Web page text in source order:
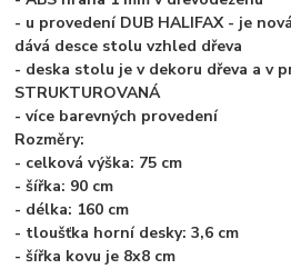
- u provedení DUB HALIFAX - je
dává desce stolu vzhled dřeva
- deska stolu je v dekoru dřeva a v
STRUKTUROVANÁ
- více barevných provedení
Rozměry:
- celková výška: 75 cm
- šířka: 90 cm
- délka: 160 cm
- tloušťka horní desky: 3,6 cm
- šířka kovu je 8x8 cm